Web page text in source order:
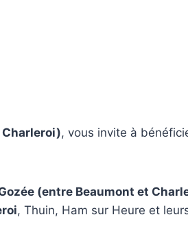
Charleroi), vous invite à
(entre Beaumont et
, Thuin, Ham sur Heure et